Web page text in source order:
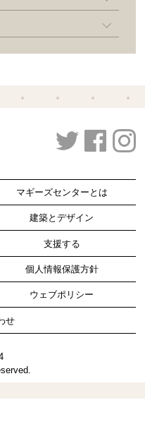
マギーズセンターとは
建築とデザイン
支援する
個人情報保護方針
ウェブポリシー
せ